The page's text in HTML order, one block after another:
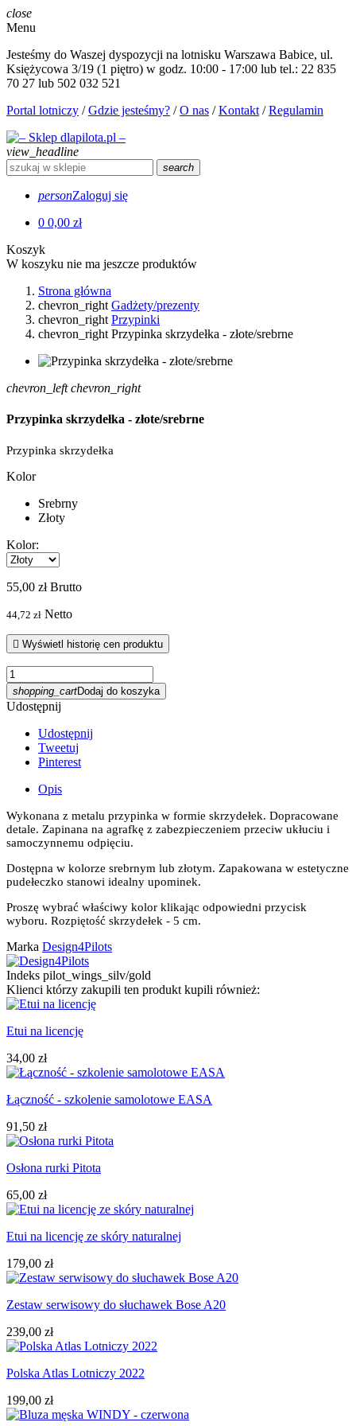
close
Menu
Jesteśmy do Waszej dyspozycji na lotnisku Warszawa Babice, ul.
Księżycowa 3/19 (1 piętro) w godz. 10:00 - 17:00 lub tel.: 22 835
70 27 lub 502 032 521
Portal lotniczy /Gdzie jesteśmy? /O nas /Kontakt /Regulamin
view_headline
search
personZaloguj się
0 0,00 zł
Koszyk
W koszyku nie ma jeszcze produktów
Strona główna
chevron_right Gadżety/prezenty
chevron_right Przypinki
chevron_right Przypinka skrzydełka - złote/srebrne
chevron_left chevron_right
Przypinka skrzydełka - złote/srebrne
Przypinka skrzydełka
Kolor
Srebrny
Złoty
Kolor:
55,00 złBrutto
44,72 zł Netto
 Wyświetl historię cen produktu
shopping_cartDodaj do koszyka
Udostępnij
Udostępnij
Tweetuj
Pinterest
Opis
Wykonana z metalu przypinka w formie skrzydełek. Dopracowane
detale. Zapinana na agrafkę z zabezpieczeniem przeciw ukłuciu i
samoczynnemu odpięciu.
Dostępna w kolorze srebrnym lub złotym. Zapakowana w estetyczne
pudełeczko stanowi idealny upominek.
Proszę wybrać właściwy kolor klikając odpowiedni przycisk
wyboru. Rozpiętość skrzydełek - 5 cm.
Marka Design4Pilots
Indeks pilot_wings_silv/gold
Klienci którzy zakupili ten produkt kupili również:
Etui na licencję
34,00 zł
Łączność - szkolenie samolotowe EASA
91,50 zł
Osłona rurki Pitota
65,00 zł
Etui na licencję ze skóry naturalnej
179,00 zł
Zestaw serwisowy do słuchawek Bose A20
239,00 zł
Polska Atlas Lotniczy 2022
199,00 zł